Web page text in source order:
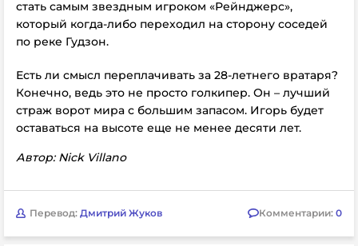
стать самым звездным игроком «Рейнджерс»,
который когда-либо переходил на сторону соседей
по реке Гудзон.
Есть ли смысл переплачивать за 28-летнего вратаря?
Конечно, ведь это не просто голкипер. Он – лучший
страж ворот мира с большим запасом. Игорь будет
оставаться на высоте еще не менее десяти лет.
Автор: Nick Villano
Перевод: Дмитрий Жуков Комментарии: 0